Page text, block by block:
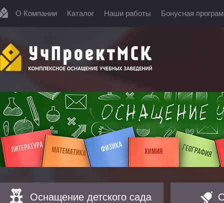
О Компании Каталог Наши работы Бонусная
Оснащение детского сада